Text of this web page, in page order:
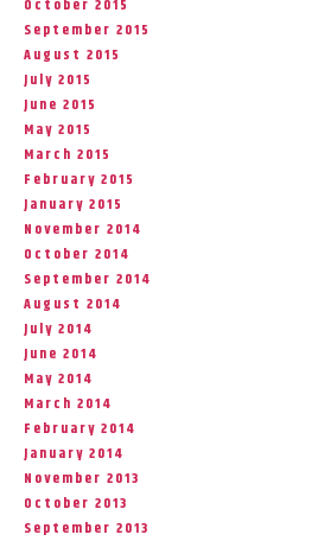
October 2015
September 2015
August 2015
July 2015
June 2015
May 2015
March 2015
February 2015
January 2015
November 2014
October 2014
September 2014
August 2014
July 2014
June 2014
May 2014
March 2014
February 2014
January 2014
November 2013
October 2013
September 2013